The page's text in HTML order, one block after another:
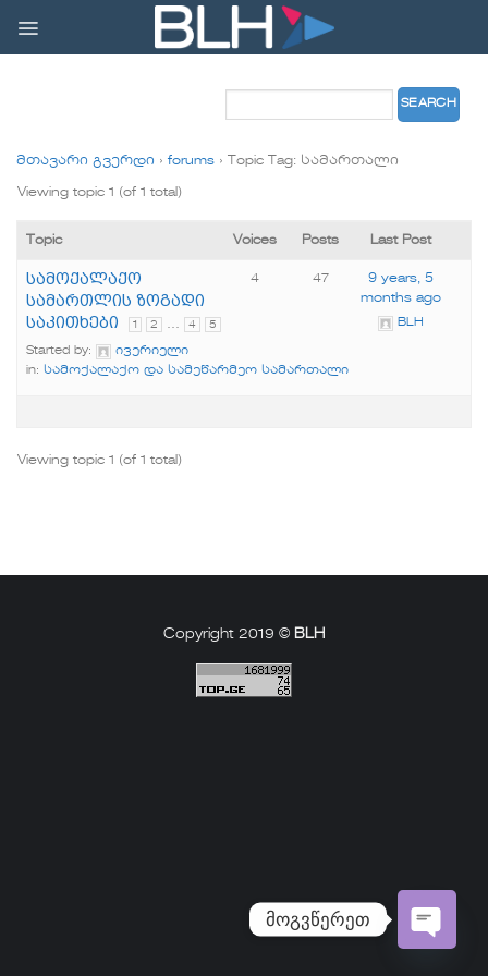
content
მთავარი გვერდი › forums › Topic Tag: სამართალი
Viewing topic 1 (of 1 total)
Topic Voices Posts Last Post
სამოქალაქო
სამართლის ზოგადი
საკითხები
1 2 … 4 5
Started by:
ივერიელი
in: სამოქალაქო და სამეწარმეო სამართალი
4 47
9 years, 5
months ago
BLH
Viewing topic 1 (of 1 total)
Copyright 2019 © BLH
მოგვწერეთ